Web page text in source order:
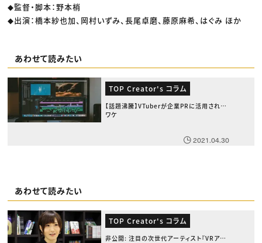
◆監督・脚本：野本梢
◆出演：橋本紗也加、岡村いずみ、長尾卓磨、藤原麻希、はぐみ ほか
あわせて読みたい
TOP Creator's コラム
【話題沸騰】VTuberが企業PRに活用される
ワケ
2021.04.30
あわせて読みたい
TOP Creator's コラム
非公開: 注目の次世代アーティスト『VRアー